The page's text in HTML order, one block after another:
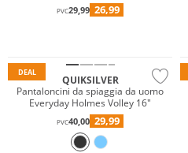
PVC29,99 26,99
DEAL
QUIKSILVER
Pantaloncini da spiaggia da uomo
Everyday Holmes Volley 16"
PVC40,00 29,99